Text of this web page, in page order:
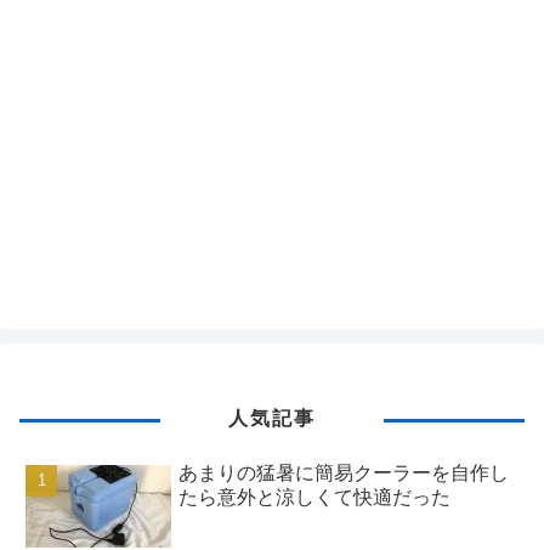
人気記事
あまりの猛暑に簡易クーラーを自作し
たら意外と涼しくて快適だった